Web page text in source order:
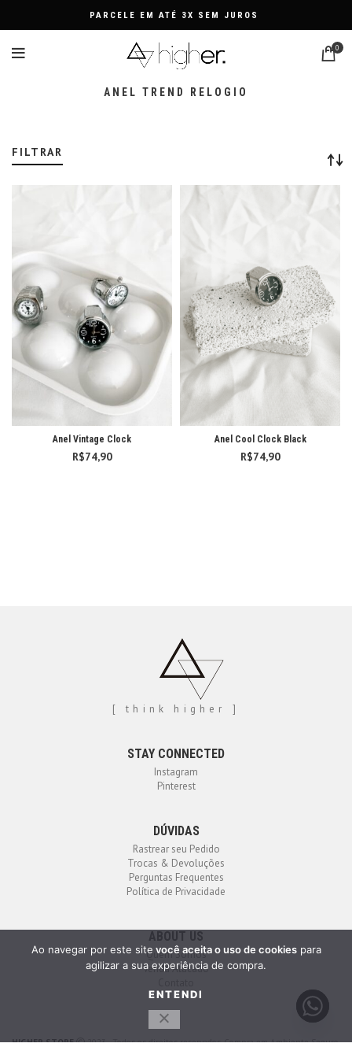
PARCELE EM ATÉ 3X SEM JUROS
0
ANEL TREND RELOGIO
FILTRAR
Anel Vintage Clock
R$74,90
Anel Cool Clock Black
R$74,90
[ think higher ]
STAY CONNECTED
Instagram
Pinterest
DÚVIDAS
Rastrear seu Pedido
Trocas & Devoluções
Perguntas Frequentes
Política de Privacidade
ABOUT US
Quem Somos
Venda Atacado
HIGHER STORE 2023 - Todos os direitos reservados. Compra em Ambiente Seguro.
Ao navegar por este site você aceita o uso de cookiespara
agilizar a sua experiência de compra.
ENTENDI